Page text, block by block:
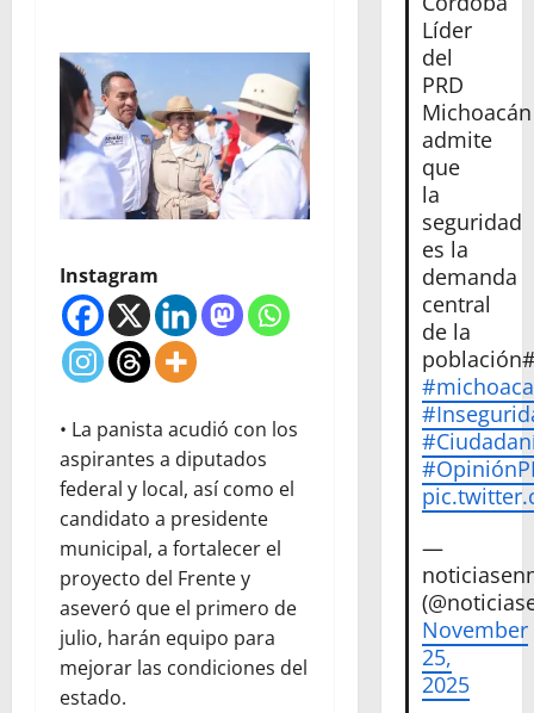
Instagram
• La panista acudió con los
aspirantes a diputados
federal y local, así como el
candidato a presidente
municipal, a fortalecer el
proyecto del Frente y
aseveró que el primero de
julio, harán equipo para
mejorar las condiciones del
estado.
Líder
del
PRD
Michoacán
admite
que
la
seguridad
es la
demanda
central
de la
—
November
25,
2025